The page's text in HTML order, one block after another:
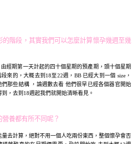
的階段，其實我們可以怎麼計算懷孕幾週至幾
經期第一天計起的四十個星期的預產期，頭十個星期
來的，大概去到18至22週，BB 已經大到一個 size，
那些結構 ，論週數去看 他們很早已經各個器官開始
，去到18週起我們就開始清晰看見。
養都有所不同呢？
去計算，絕對不用一個人吃兩份東西，整個懷孕會否